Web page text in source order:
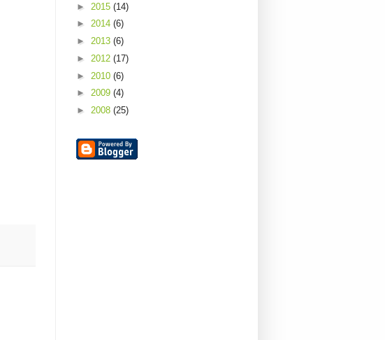
► 2015 (14)
► 2014 (6)
► 2013 (6)
► 2012 (17)
► 2010 (6)
► 2009 (4)
► 2008 (25)